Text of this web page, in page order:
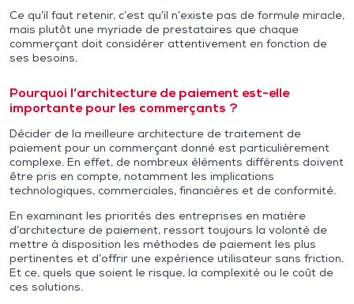
Ce qu’il faut retenir, c’est qu’il n’existe pas de formule miracle,
mais plutôt une myriade de prestataires que chaque
commerçant doit considérer attentivement en fonction de
ses besoins.
Pourquoi l’architecture de paiement est-elle
importante pour les commerçants ?
Décider de la meilleure architecture de traitement de
paiement pour un commerçant donné est particulièrement
complexe. En effet, de nombreux éléments différents doivent
être pris en compte, notamment les implications
technologiques, commerciales, financières et de conformité.
En examinant les priorités des entreprises en matière
d’architecture de paiement, ressort toujours la volonté de
mettre à disposition les méthodes de paiement les plus
pertinentes et d’offrir une expérience utilisateur sans friction.
Et ce, quels que soient le risque, la complexité ou le coût de
ces solutions.